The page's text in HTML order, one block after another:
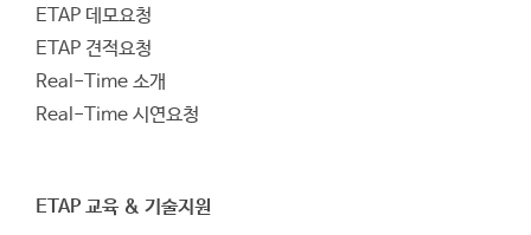
ETAP 데모요청
ETAP 견적요청
Real-Time 소개
Real-Time 시연요청
ETAP 교육 & 기술지원